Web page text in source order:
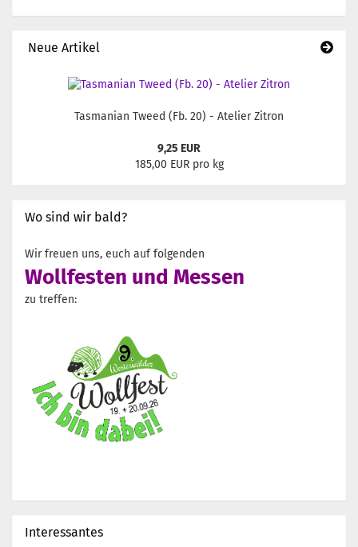
Neue Artikel
Tasmanian Tweed (Fb. 20) - Atelier Zitron
9,25 EUR
185,00 EUR pro kg
Wo sind wir bald?
Wir freuen uns, euch auf folgenden
Wollfesten und Messen
zu treffen:
Interessantes